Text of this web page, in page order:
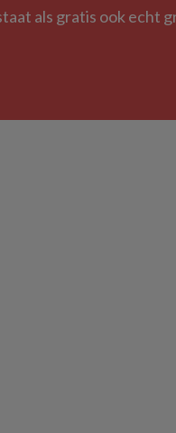
als gratis ook echt